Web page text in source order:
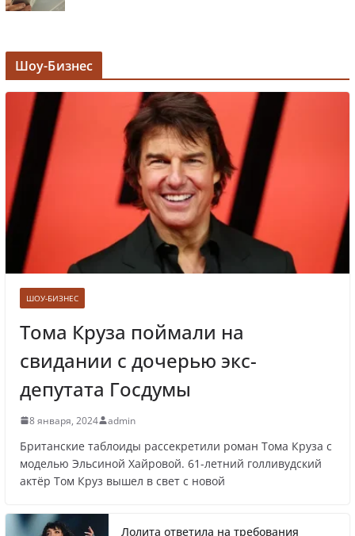
Задержана мэр Кургана Елена Ситникова, в
её кабинете прошли обыски
Лолита ответила на требования вырезать
ее из новогодних передач
Врач назвал самые вредные продукты для
Врачи рассказали о состоянии младенца,
которого бросили замерзать на остановке
Названы регионы России, где
продолжилась мобилизация
Шоу-Бизнес
ШОУ-БИЗНЕС
Тома Круза поймали на
свидании с дочерью экс-
депутата Госдумы
8 января, 2024 admin
Британские таблоиды рассекретили роман Тома Круза с
моделью Эльсиной Хайровой. 61-летний голливудский
актёр Том Круз вышел в свет с новой
Лолита ответила на требования